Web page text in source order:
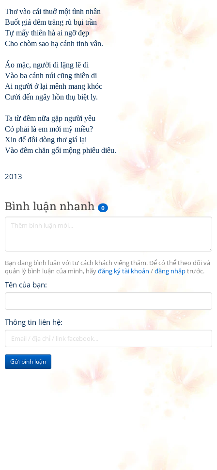
Bình luận nhanh 0
Bạn đang bình luận với tư cách khách viếng thăm. Để có thể theo dõi và
quản lý bình luận của mình, hãyđăng ký tài khoản /đăng nhậptrước.
Tên của bạn:
Thông tin liên hệ:
Gửi bình luận
Thơ vào cái thuở một tình nhân
Buốt giá đêm trăng rũ bụi trần
Tự mấy thiên hà ai ngỡ đẹp
Cho chòm sao hạ cánh tinh vân.
Áo mặc, người đi lặng lẽ đi
Vào ba cánh núi cũng thiên di
Ai người ở lại mênh mang khóc
Cười đến ngây hồn thụ biệt ly.
Ta từ đêm nữa gặp người yêu
Có phải là em mới mỹ miều?
Xin để đôi dòng thơ giá lại
Vào đêm chăn gối mộng phiêu diêu.
2013